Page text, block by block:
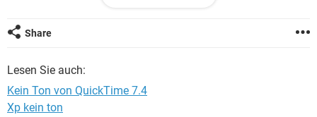
Share
Lesen Sie auch:
Kein Ton von QuickTime 7.4
Xp kein ton